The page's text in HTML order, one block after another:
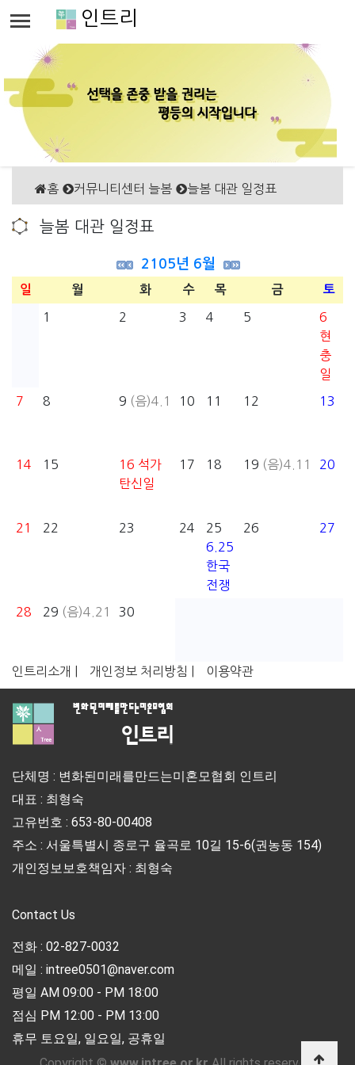
인트리
홈 커뮤니티센터 늘봄 늘봄 대관 일정표
늘봄 대관 일정표
2105년 6월
일 월 화 수 목 금 토
1 2 3 4 5
6
현
충
일
7 8 9 (음)4.1 10 11 12 13
14 15 16 석가
탄신일
17 18 19 (음)4.11 20
21 22 23 24
25
6.25
한국
전쟁
26 27
28 29 (음)4.21 30
인트리소개 | 개인정보 처리방침 | 이용약관
단체명 : 변화된미래를만드는미혼모협회 인트리
대표 : 최형숙
고유번호 : 653-80-00408
주소 : 서울특별시 종로구 율곡로 10길 15-6(권농동 154)
개인정보보호책임자 : 최형숙
Contact Us
전화 : 02-827-0032
메일 : intree0501@naver.com
평일 AM 09:00 - PM 18:00
점심 PM 12:00 - PM 13:00
휴무 토요일, 일요일, 공휴일